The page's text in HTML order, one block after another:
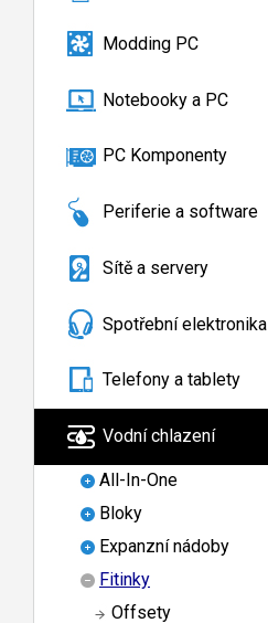
Modding PC
Notebooky a PC
PC Komponenty
Periferie a software
Sítě a servery
Spotřební elektronika
Telefony a tablety
Vodní chlazení
All-In-One
Bloky
Expanzní nádoby
Fitinky
Offsety